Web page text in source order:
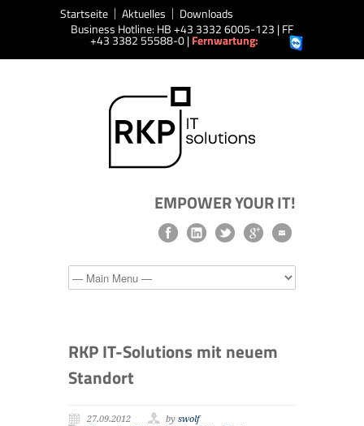
Startseite Aktuelles
Downloads
Business Hotline: HB +43 3332 6005-123 | FF
+43 3382 55588-0 |Fernwartung:
EMPOWER YOUR IT!
RKP IT-Solutions mit neuem
Standort
27.09.2012 by swolf